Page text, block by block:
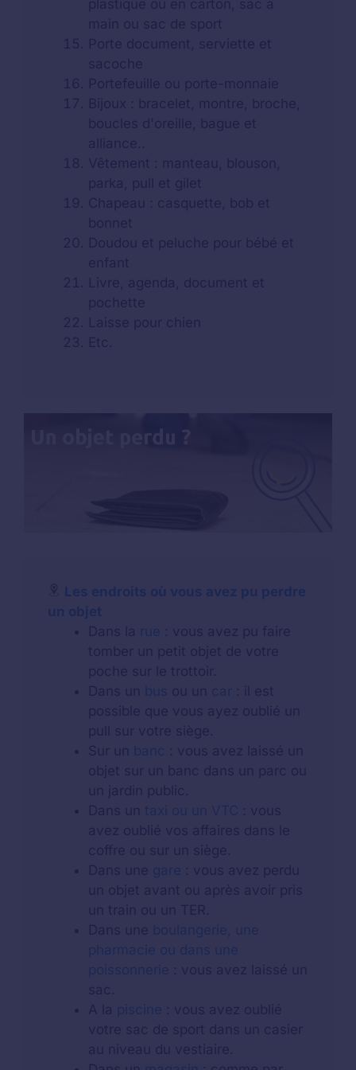
plastique ou en carton, sac à
main ou sac de sport
Porte document, serviette et
sacoche
Portefeuille ou porte-monnaie
Bijoux : bracelet, montre, broche,
boucles d'oreille, bague et
alliance..
Vêtement : manteau, blouson,
parka, pull et gilet
Chapeau : casquette, bob et
bonnet
Doudou et peluche pour bébé et
enfant
Livre, agenda, document et
pochette
Laisse pour chien
Etc.
Les endroits où vous avez pu perdre
un objet
Dans la rue : vous avez pu faire
tomber un petit objet de votre
poche sur le trottoir.
Dans un bus ou un car : il est
possible que vous ayez oublié un
pull sur votre siège.
Sur un banc : vous avez laissé un
objet sur un banc dans un parc ou
un jardin public.
Dans un taxi ou un VTC : vous
avez oublié vos affaires dans le
coffre ou sur un siège.
Dans une gare : vous avez perdu
un objet avant ou après avoir pris
un train ou un TER.
Dans une boulangerie, une
pharmacie ou dans une
poissonnerie : vous avez laissé un
sac.
A la piscine : vous avez oublié
votre sac de sport dans un casier
au niveau du vestiaire.